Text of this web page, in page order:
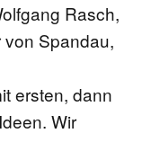
Rasch,
Spandau,
ersten, dann
Wir